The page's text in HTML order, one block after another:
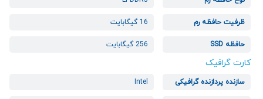
ظرفیت حافظه رم 16 گیگابایت
حافظه SSD 256 گیگابایت
کارت گرافیک
سازنده پردازنده گرافیکی Intel